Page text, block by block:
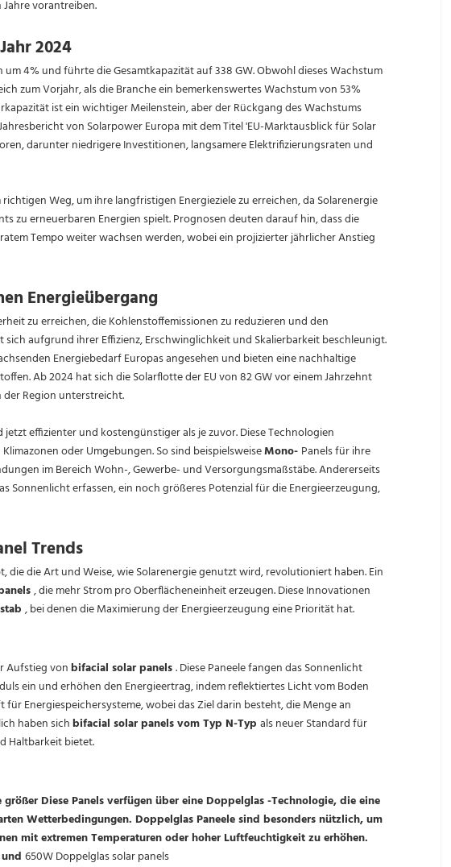
vorantreiben.
2024
4% und führte die Gesamtkapazität auf 338 GW. Obwohl dieses Wachstum
zum Vorjahr, als die Branche ein bemerkenswertes Wachstum von 53%
ist ein wichtiger Meilenstein, aber der Rückgang des Wachstums
von Solarpower Europa mit dem Titel 'EU-Marktausblick für Solar
darunter niedrigere Investitionen, langsamere Elektrifizierungsraten und
Weg, um ihre langfristigen Energieziele zu erreichen, da Solarenergie
zu erneuerbaren Energien spielt. Prognosen deuten darauf hin, dass die
Tempo weiter wachsen werden, wobei ein projizierter jährlicher Anstieg
Energieübergang
zu erreichen, die Kohlenstoffemissionen zu reduzieren und den
sich aufgrund ihrer Effizienz, Erschwinglichkeit und Skalierbarkeit beschleunigt.
Energiebedarf Europas angesehen und bieten eine nachhaltige
Ab 2024 hat sich die Solarflotte der EU von 82 GW vor einem Jahrzehnt
der Region unterstreicht.
effizienter und kostengünstiger als je zuvor. Diese Technologien
oder Umgebungen. So sind beispielsweiseMono- Panels für ihre
im Bereich Wohn-, Gewerbe- und Versorgungsmaßstäbe. Andererseits
Sonnenlicht erfassen, ein noch größeres Potenzial für die Energieerzeugung,
Trends
die Art und Weise, wie Solarenergie genutzt wird, revolutioniert haben. Ein
, die mehr Strom pro Oberflächeneinheit erzeugen. Diese Innovationen
, bei denen die Maximierung der Energieerzeugung eine Priorität hat.
Aufstieg vonbifacial solar panels. Diese Paneele fangen das Sonnenlicht
ein und erhöhen den Energieertrag, indem reflektiertes Licht vom Boden
Energiespeichersysteme, wobei das Ziel darin besteht, die Menge an
haben sichbifacial solar panels vom Typ N-Typ als neuer Standard für
Haltbarkeit bietet.
größer Diese Panels verfügen über eine Doppelglas -Technologie, die eine
Wetterbedingungen. Doppelglas Paneele sind besonders nützlich, um
mit extremen Temperaturen oder hoher Luftfeuchtigkeit zu erhöhen.
und 650W Doppelglas solar panels